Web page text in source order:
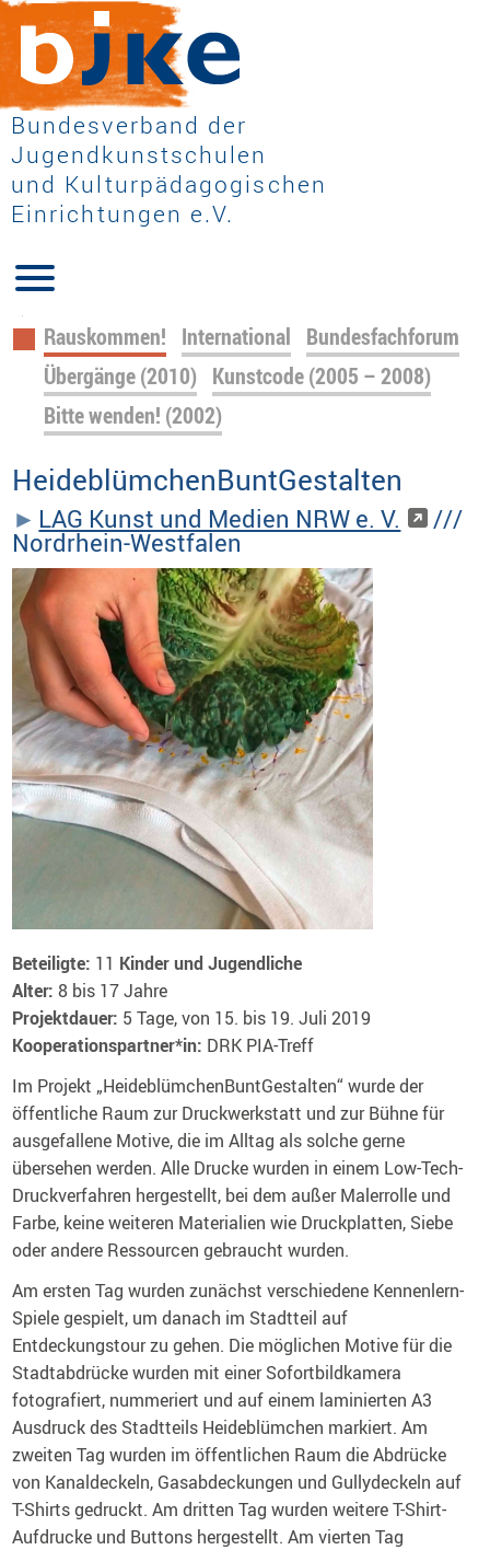
Bundesverband der
Jugendkunstschulen
und Kulturpädagogischen
Einrichtungen e.V.
Navigation
überspringen
Rauskommen! International Bundesfachforum
Übergänge (2010) Kunstcode (2005 – 2008)
Bitte wenden! (2002)
HeideblümchenBuntGestalten
LAG Kunst und Medien NRW e. V. ///
Nordrhein-Westfalen
Beteiligte: 11 Kinder und Jugendliche
Alter:8 bis 17 Jahre
Projektdauer: 5 Tage, von 15. bis 19. Juli 2019
Kooperationspartner*in: DRK PIA-Treff
Im Projekt „HeideblümchenBuntGestalten“ wurde der
öffentliche Raum zur Druckwerkstatt und zur Bühne für
ausgefallene Motive, die im Alltag als solche gerne
übersehen werden. Alle Drucke wurden in einem Low-Tech-
Druckverfahren hergestellt, bei dem außer Malerrolle und
Farbe, keine weiteren Materialien wie Druckplatten, Siebe
oder andere Ressourcen gebraucht wurden.
Am ersten Tag wurden zunächst verschiedene Kennenlern-
Spiele gespielt, um danach im Stadtteil auf
Entdeckungstour zu gehen. Die möglichen Motive für die
Stadtabdrücke wurden mit einer Sofortbildkamera
fotografiert, nummeriert und auf einem laminierten A3
Ausdruck des Stadtteils Heideblümchen markiert. Am
zweiten Tag wurden im öffentlichen Raum die Abdrücke
von Kanaldeckeln, Gasabdeckungen und Gullydeckeln auf
T-Shirts gedruckt. Am dritten Tag wurden weitere T-Shirt-
Aufdrucke und Buttons hergestellt. Am vierten Tag